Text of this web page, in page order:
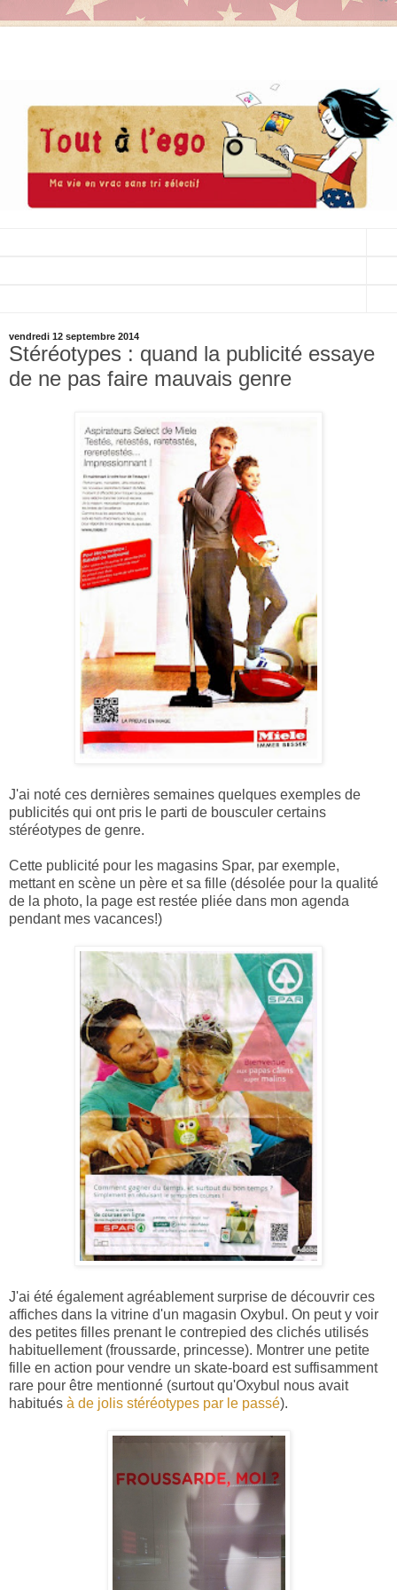
vendredi 12 septembre 2014
Stéréotypes : quand la publicité essaye
de ne pas faire mauvais genre
J'ai noté ces dernières semaines quelques exemples de
publicités qui ont pris le parti de bousculer certains
stéréotypes de genre.
Cette publicité pour les magasins Spar, par exemple,
mettant en scène un père et sa fille (désolée pour la qualité
de la photo, la page est restée pliée dans mon agenda
pendant mes vacances!)
J'ai été également agréablement surprise de découvrir ces
affiches dans la vitrine d'un magasin Oxybul. On peut y voir
des petites filles prenant le contrepied des clichés utilisés
habituellement (froussarde, princesse). Montrer une petite
fille en action pour vendre un skate-board est suffisamment
rare pour être mentionné (surtout qu'Oxybul nous avait
habitués à de jolis stéréotypes par le passé).